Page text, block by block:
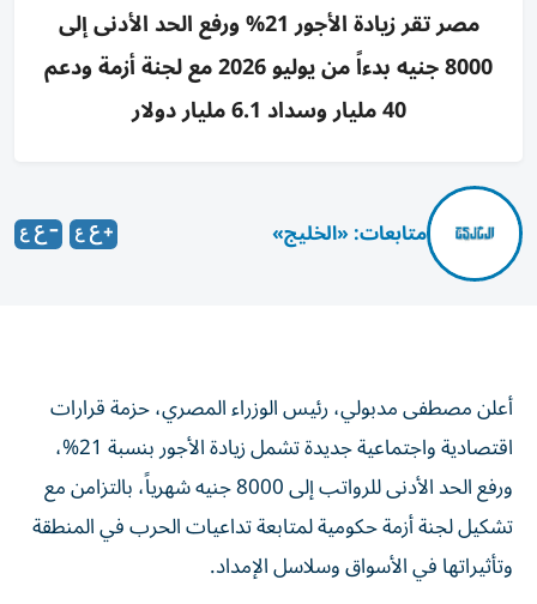
مصر تقر زيادة الأجور 21% ورفع الحد الأدنى إلى
8000 جنيه بدءاً من يوليو 2026 مع لجنة أزمة ودعم
40 مليار وسداد 6.1 مليار دولار
متابعات: «الخليج»
أعلن مصطفى مدبولي، رئيس الوزراء المصري، حزمة قرارات
اقتصادية واجتماعية جديدة تشمل زيادة الأجور بنسبة 21%،
ورفع الحد الأدنى للرواتب إلى 8000 جنيه شهرياً، بالتزامن مع
تشكيل لجنة أزمة حكومية لمتابعة تداعيات الحرب في المنطقة
وتأثيراتها في الأسواق وسلاسل الإمداد.